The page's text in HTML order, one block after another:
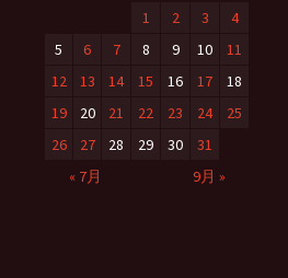
1
2 3
4
5
6 7 8 9 10
11
12
13 14 15 16 17
18
19
20 21 22 23 24
25
26
27 28 29 30
31
« 7月
9月 »